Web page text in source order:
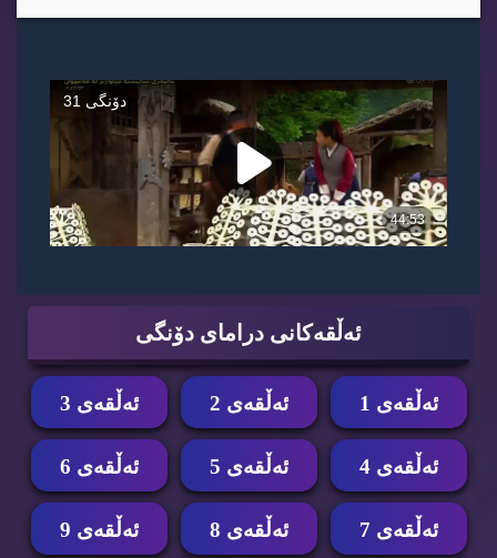
ئه‌ڵقه‌كانی درامای دۆنگی
ئه‌ڵقه‌ی 1 ئه‌ڵقه‌ی 2 ئه‌ڵقه‌ی 3
ئه‌ڵقه‌ی 4 ئه‌ڵقه‌ی 5 ئه‌ڵقه‌ی 6
ئه‌ڵقه‌ی 7 ئه‌ڵقه‌ی 8 ئه‌ڵقه‌ی 9